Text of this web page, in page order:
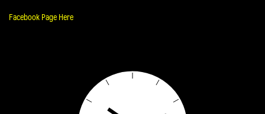
Facebook Page Here